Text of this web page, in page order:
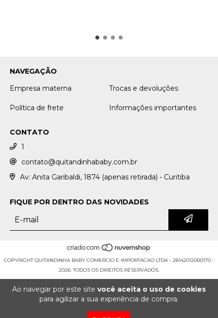
Ao navegar por este site você aceita o uso de cookies
para agilizar a sua experiência de compra.
NAVEGAÇÃO
Empresa materna
Trocas e devoluções
Política de frete Informações importantes
CONTATO
1
contato@quitandinhababy.com.br
Av: Anita Garibaldi, 1874 (apenas retirada) - Curitiba
FIQUE POR DENTRO DAS NOVIDADES
COPYRIGHT QUITANDINHA BABY COMERCIO E IMPORTACAO LTDA - 28142012000170 -
2026. TODOS OS DIREITOS RESERVADOS.